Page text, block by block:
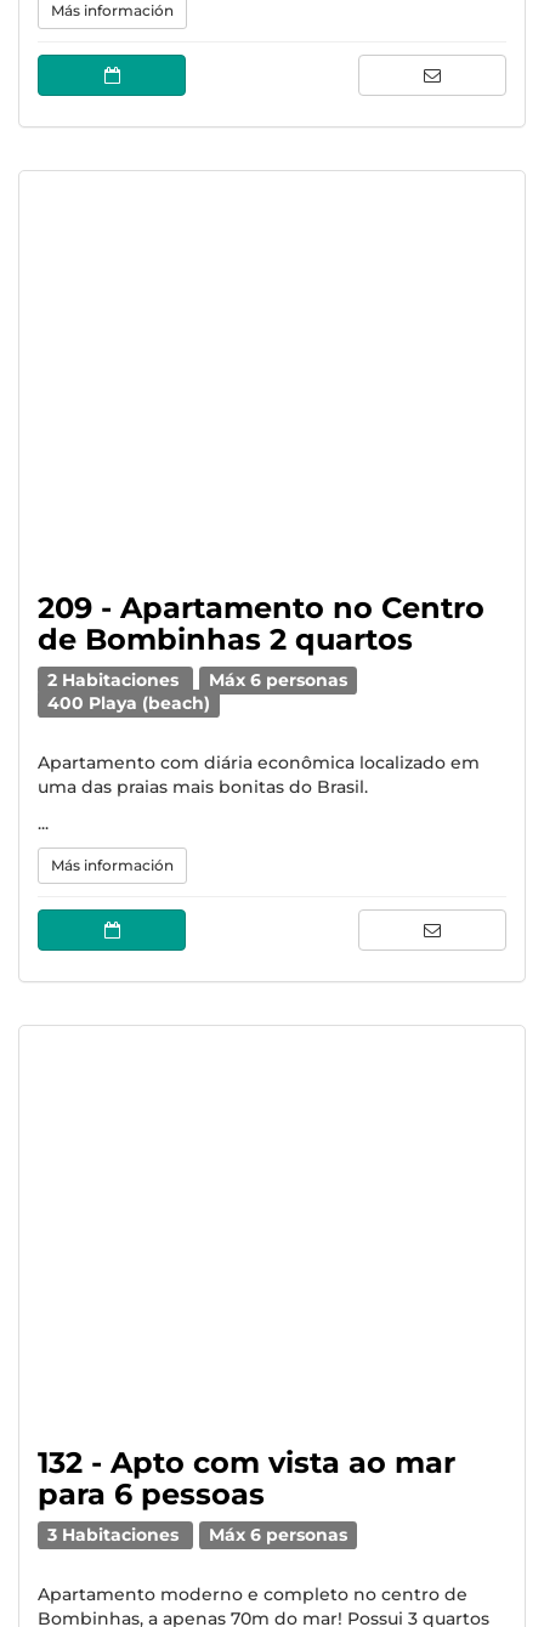
Más información
209 - Apartamento no Centro
de Bombinhas 2 quartos
2 Habitaciones
Máx 6 personas
400 Playa (beach)
Apartamento com diária econômica localizado em
uma das praias mais bonitas do Brasil.
...
Más información
132 - Apto com vista ao mar
para 6 pessoas
3 Habitaciones Máx 6 personas
Apartamento moderno e completo no centro de
Bombinhas, a apenas 70m do mar! Possui 3 quartos